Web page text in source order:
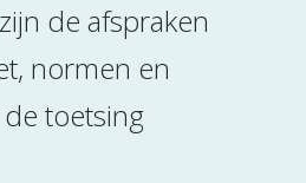
de afspraken
normen en
toetsing